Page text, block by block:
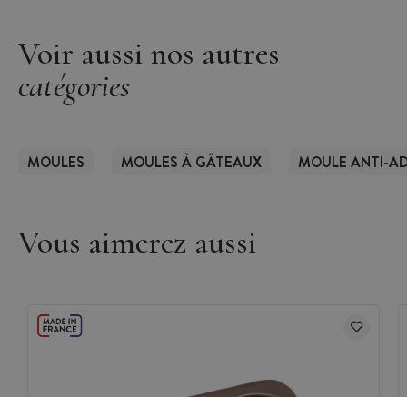
Voir aussi nos autres
catégories
MOULES MOULES À GÂTEAUX MOULE ANTI-
Vous aimerez aussi